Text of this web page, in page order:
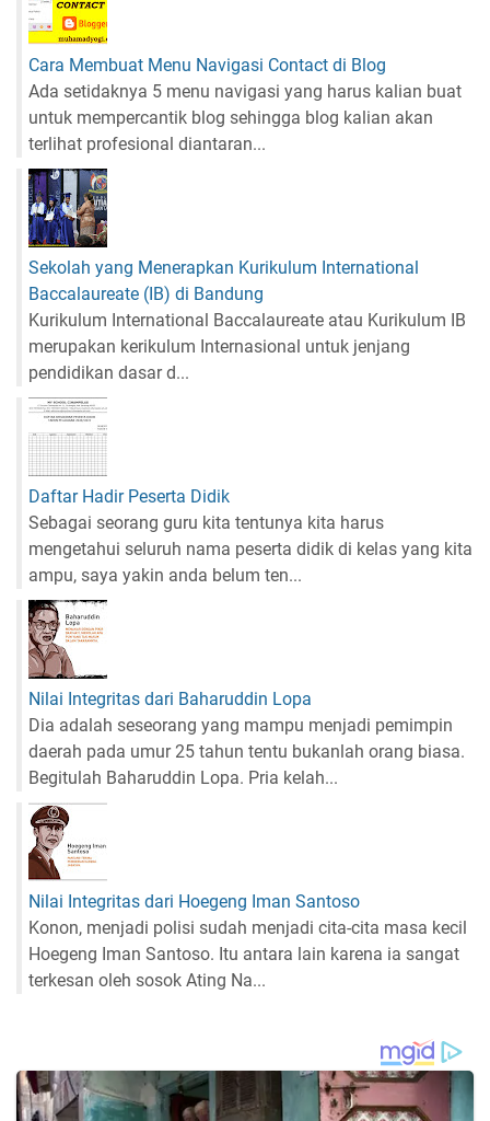
Cara Membuat Menu Navigasi Contact di Blog
Ada setidaknya 5 menu navigasi yang harus kalian buat
untuk mempercantik blog sehingga blog kalian akan
terlihat profesional diantaran...
Sekolah yang Menerapkan Kurikulum International
Baccalaureate (IB) di Bandung
Kurikulum International Baccalaureate atau Kurikulum IB
merupakan kerikulum Internasional untuk jenjang
pendidikan dasar d...
Daftar Hadir Peserta Didik
Sebagai seorang guru kita tentunya kita harus
mengetahui seluruh nama peserta didik di kelas yang kita
ampu, saya yakin anda belum ten...
Nilai Integritas dari Baharuddin Lopa
Dia adalah seseorang yang mampu menjadi pemimpin
daerah pada umur 25 tahun tentu bukanlah orang biasa.
Begitulah Baharuddin Lopa. Pria kelah...
Nilai Integritas dari Hoegeng Iman Santoso
Konon, menjadi polisi sudah menjadi cita-cita masa kecil
Hoegeng Iman Santoso. Itu antara lain karena ia sangat
terkesan oleh sosok Ating Na...